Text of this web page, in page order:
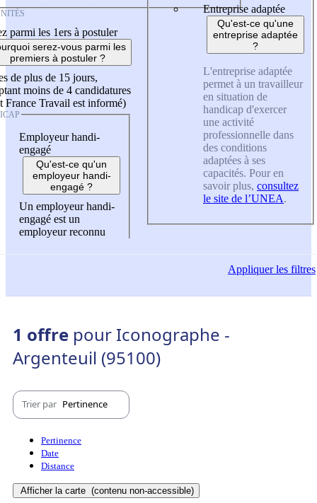
parmi les 1ers à postuler
serez-vous parmi les
premiers à postuler ?
de plus de 15 jours,
moins de 4 candidatures
France Travail est informé)
Employeur handi-
engagé
Qu'est-ce qu'un
employeur handi-
engagé ?
Un employeur handi-
engagé est un
employeur reconnu
Entreprise adaptée
Qu'est-ce qu'une
entreprise adaptée
?
L'entreprise adaptée
permet à un travailleur
en situation de
handicap d'exercer
une activité
professionnelle dans
des conditions
adaptées à ses
capacités. Pour en
savoir plus, consultez
le site de l’UNEA.
Appliquerles filtres
1 offre pour Iconographe -
Argenteuil (95100)
Trier par Pertinence
Pertinence
Date
Distance
Afficher la carte (contenu non-accessible)